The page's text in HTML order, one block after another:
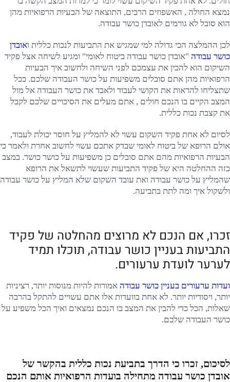
נמצא החולה , האשפוזים הרבים, התוצאה של הבעיות הרפואיות מהן
הוא סובל לא גורמים לאובדן כושר עבודה.
לכן ההמלצה הכי גדולה למי שמגיש את התביעות לנכות כללית ואובדן
כושר עבודה "אובדן כושר עבודה ביטוח לאומי" ומגיע לשיחה אצל פקיד
השיקום הוא להכין את עצמכם לפני השיחה ולחשוב איך הבעיות
הרפואיות מהן אתם סובלים משפיעות על כושר העבודה שלכם. ככל
שתצליחו להראות את הקושי לעבוד ולאבד את כושר העבודה אל מול
המצב הקיים בו הנכם חולים , אתם מעלים את הסיכויים שלכם לקבל
את קצבת נכות כללית.
לסיום לא אחת פקיד השקום עשוי לא להמליץ על חוסר יכולת לעבוד,
אולם הרופא של ביטוח לאומי שבדק אתכם עשוי לחשוב אחרת ולאמר כי
הבעיות הרפואיות מהם אתם סובלים כן משפיעות על כושר כושר. במצב
כזה ההחלטה היא של פקיד התביעות שעשוי לתשאל את הרופא
שהמליץ על כושר עבודה ואת עובד השקום שלא המליץ על כושר עבודה
ולשקול איך ומה לתת בתביעה.
זכרו, אם הנכם לא מרוצים מהחלטה של פקיד
התביעות בעניין כושר עבודה, תוכלו תמיד
לערער לועדת ערעורים.
ועדות ערעורים בעניין כושר עבודה אמורות להיות מנוסות יותר, רציניות
יותר, ויסודיות יותר. לא אחת בוועדות אלו אתם עשויים להתקל בהרבה
שאלות, הכל כדי להבין את המצב בו הנכם נמצאים ואיך הכל משפיע על
כושר העבודה שלכם.
לסיכום, זכרו כי הדרך בתביעת נכות כללית בהקשר של
אובדן כושר עבודה מתחילה בועדות הרפואיות אותם הנכם